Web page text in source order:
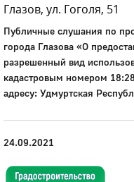
Глазов, ул. Гоголя, 51
Публичные слушания по
города Глазова «О
разрешенный вид
кадастровым номером
адресу: Удмуртская
24.09.2021